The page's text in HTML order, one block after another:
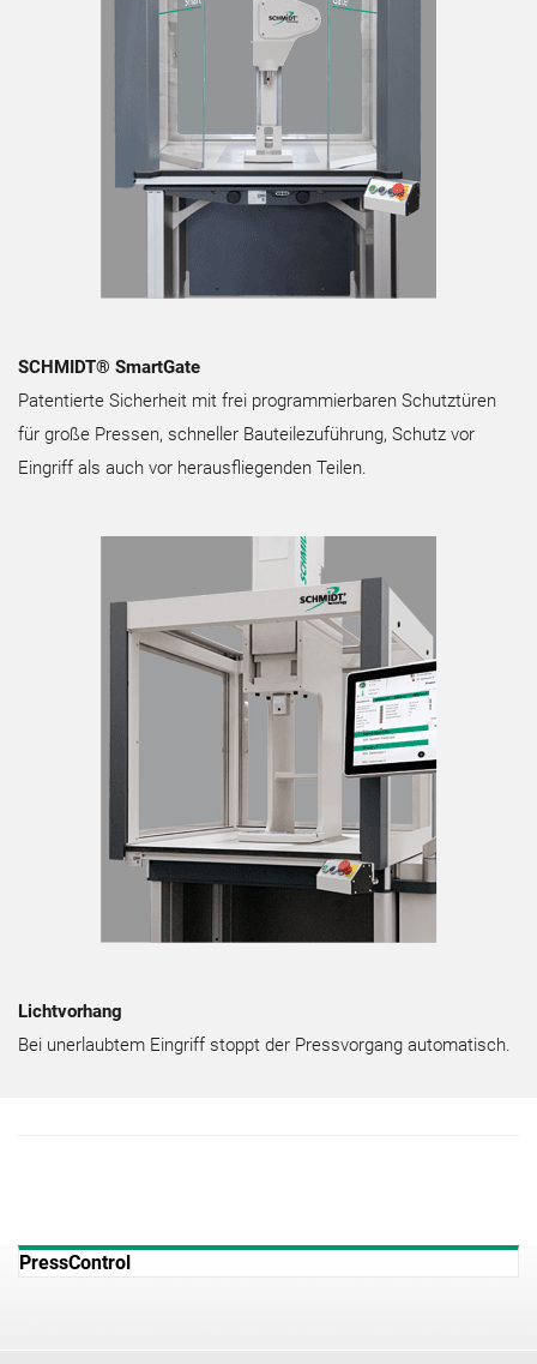
SCHMIDT® SmartGate
Patentierte Sicherheit mit frei programmierbaren Schutztüren
für große Pressen, schneller Bauteilezuführung, Schutz vor
Eingriff als auch vor herausfliegenden Teilen.
Lichtvorhang
Bei unerlaubtem Eingriff stoppt der Pressvorgang automatisch.
PressControl